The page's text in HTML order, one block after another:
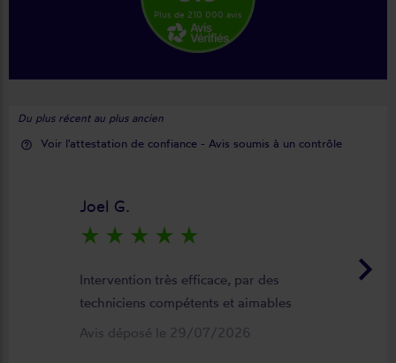
Plus de 210 000 avis
Du plus récent au plus ancien
help_outline Voir l'attestation de confiance - Avis soumis à un contrôle
keyboard_arrow_right
Joel G.
star_rate star_rate star_rate star_rate star_rate
Intervention très efficace, par des
techniciens compétents et aimables
Avis déposé le 29/07/2026